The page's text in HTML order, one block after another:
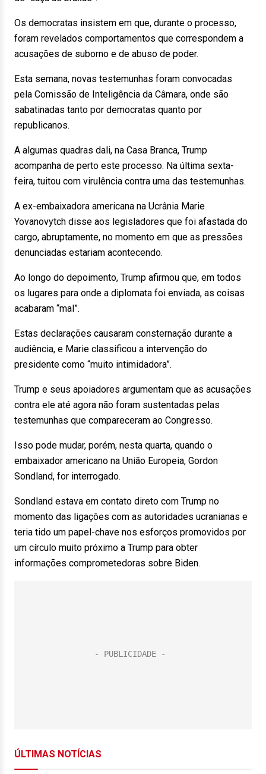
Os democratas insistem em que, durante o processo,
foram revelados comportamentos que correspondem a
acusações de suborno e de abuso de poder.
Esta semana, novas testemunhas foram convocadas
pela Comissão de Inteligência da Câmara, onde são
sabatinadas tanto por democratas quanto por
republicanos.
A algumas quadras dali, na Casa Branca, Trump
acompanha de perto este processo. Na última sexta-
feira, tuitou com virulência contra uma das testemunhas.
A ex-embaixadora americana na Ucrânia Marie
Yovanovytch disse aos legisladores que foi afastada do
cargo, abruptamente, no momento em que as pressões
denunciadas estariam acontecendo.
Ao longo do depoimento, Trump afirmou que, em todos
os lugares para onde a diplomata foi enviada, as coisas
acabaram “mal”.
Estas declarações causaram consternação durante a
audiência, e Marie classificou a intervenção do
presidente como “muito intimidadora”.
Trump e seus apoiadores argumentam que as acusações
contra ele até agora não foram sustentadas pelas
testemunhas que compareceram ao Congresso.
Isso pode mudar, porém, nesta quarta, quando o
embaixador americano na União Europeia, Gordon
Sondland, for interrogado.
Sondland estava em contato direto com Trump no
momento das ligações com as autoridades ucranianas e
teria tido um papel-chave nos esforços promovidos por
um círculo muito próximo a Trump para obter
informações comprometedoras sobre Biden.